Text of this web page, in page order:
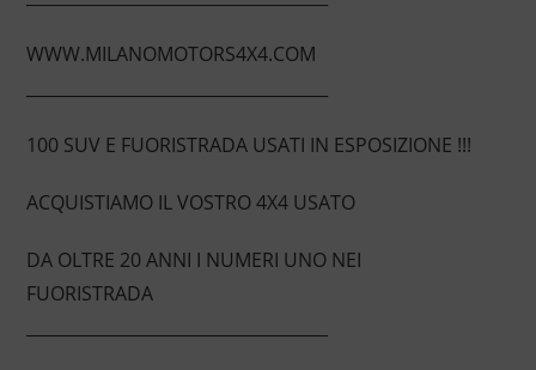
WWW.MILANOMOTORS4X4.COM
100 SUV E FUORISTRADA USATI IN ESPOSIZIONE !!!
ACQUISTIAMO IL VOSTRO 4X4 USATO
DA OLTRE 20 ANNI I NUMERI UNO NEI
FUORISTRADA